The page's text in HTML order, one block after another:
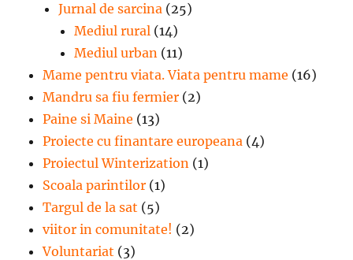
Jurnal de sarcina (25)
Mediul rural (14)
Mediul urban (11)
Mame pentru viata. Viata pentru mame (16)
Mandru sa fiu fermier (2)
Paine si Maine (13)
Proiecte cu finantare europeana (4)
Proiectul Winterization (1)
Scoala parintilor (1)
Targul de la sat (5)
viitor in comunitate! (2)
Voluntariat (3)